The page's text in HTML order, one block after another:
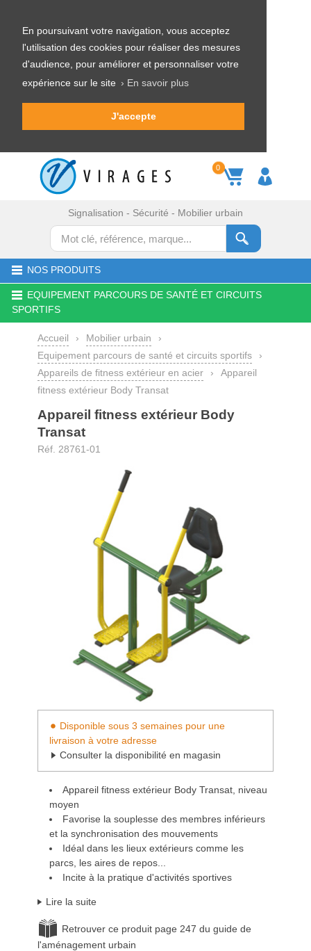
En poursuivant votre navigation, vous acceptez
l'utilisation des cookies pour réaliser des mesures
d'audience, pour améliorer et personnaliser votre
expérience sur le site › En savoir plus
J'accepte
0
Signalisation - Sécurité - Mobilier urbain
NOS PRODUITS
EQUIPEMENT PARCOURS DE SANTÉ ET CIRCUITS
SPORTIFS
Accueil › Mobilier urbain
›
Equipement parcours de santé et circuits sportifs
›
Appareils de fitness extérieur en acier
›
Appareil
fitness extérieur Body Transat
Appareil fitness extérieur Body
Transat
Réf. 28761-01
Disponible sous 3 semaines pour une
livraison à votre adresse
Consulter la disponibilité en magasin
Appareil fitness extérieur Body Transat, niveau
moyen
Favorise la souplesse des membres inférieurs
et la synchronisation des mouvements
Idéal dans les lieux extérieurs comme les
parcs, les aires de repos...
Incite à la pratique d'activités sportives
Lire la suite
Retrouver ce produit page 247 du guide de
l'aménagement urbain